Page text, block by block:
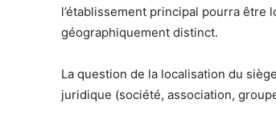
l’établissement principal pourra être
géographiquement distinct.
La question de la localisation du
juridique (société, association,